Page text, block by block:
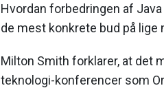
Hvordan forbedringen af
de mest konkrete bud på lige
Milton Smith forklarer, at det
teknologi-konferencer som